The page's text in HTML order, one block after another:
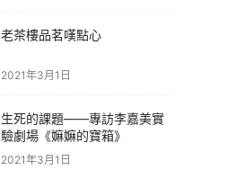
老茶樓品茗嘆點心
2021年3月1日
生死的課題——專訪李嘉美實
驗劇場《嫲嫲的寶箱》
2021年3月1日